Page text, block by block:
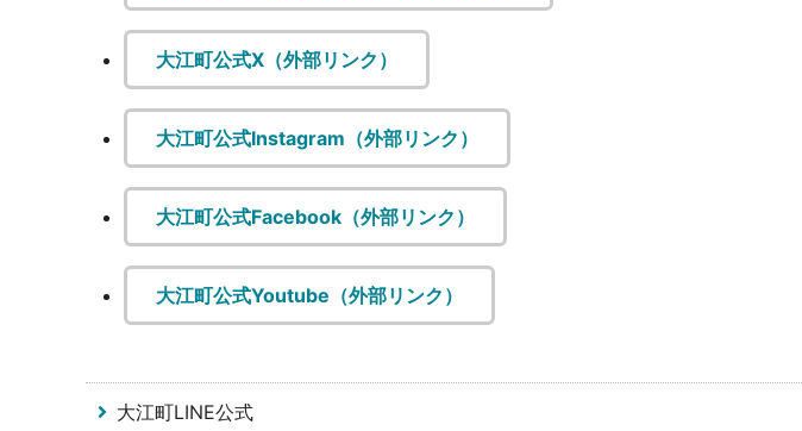
大江町公式X（外部リンク）
大江町公式Instagram（外部リンク）
大江町公式Facebook（外部リンク）
大江町公式Youtube（外部リンク）
大江町LINE公式